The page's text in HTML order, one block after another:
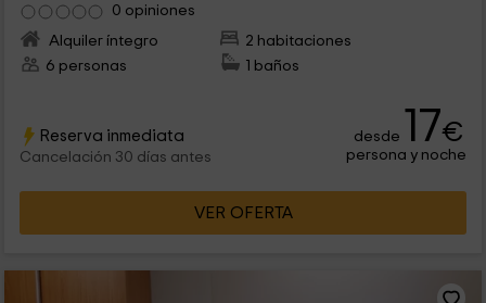
0 opiniones
Alquiler íntegro
2 habitaciones
6 personas
1 baños
Reserva inmediata
Cancelación 30 días antes
desde 17€
persona y noche
VER OFERTA